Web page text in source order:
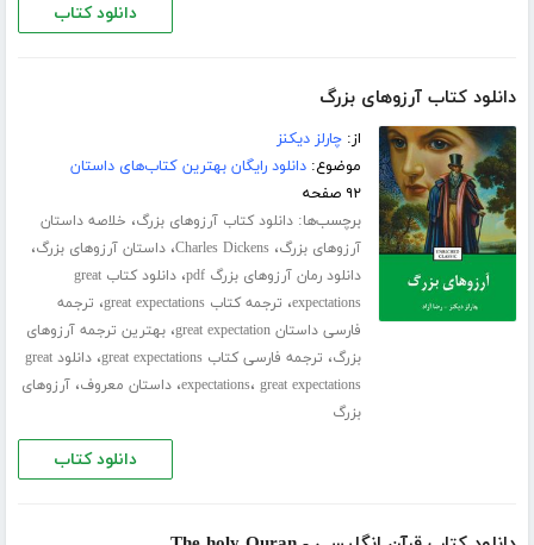
دانلود کتاب
دانلود کتاب آرزوهای بزرگ
از:چارلز دیکنز
موضوع:دانلود رایگان بهترین کتاب‌های داستان
۹۲ صفحه
برچسب‌ها:دانلود کتاب آرزوهای بزرگ، خلاصه داستان
آرزوهای بزرگ،Charles Dickens،داستان آرزوهای بزرگ،
دانلود رمان آرزوهای بزرگ pdf ،
دانلود کتاب great
expectations، ترجمه کتاب great expectations ، ترجمه
فارسی داستان great expectation
،بهترین ترجمه آرزوهای
بزرگ، ترجمه فارسی کتاب great expectations ،
دانلود great
expectations، great expectations ،داستان معروف،آرزوهای
بزرگ
دانلود کتاب